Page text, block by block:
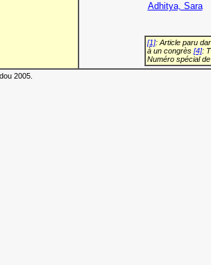
Adhitya, Sara
[1]: Article paru
à un congrès [4]:
Numéro spécial
2005.